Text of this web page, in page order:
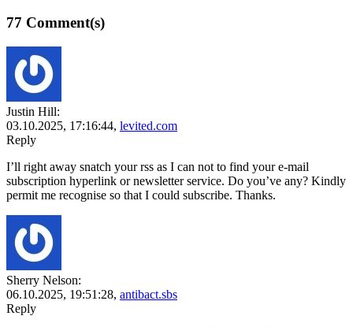
77 Comment(s)
Justin Hill:
03.10.2025, 17:16:44, levited.com
Reply
I’ll right away snatch your rss as I can not to find your e-mail
subscription hyperlink or newsletter service. Do you’ve any? Kindly
permit me recognise so that I could subscribe. Thanks.
Sherry Nelson:
06.10.2025, 19:51:28, antibact.sbs
Reply